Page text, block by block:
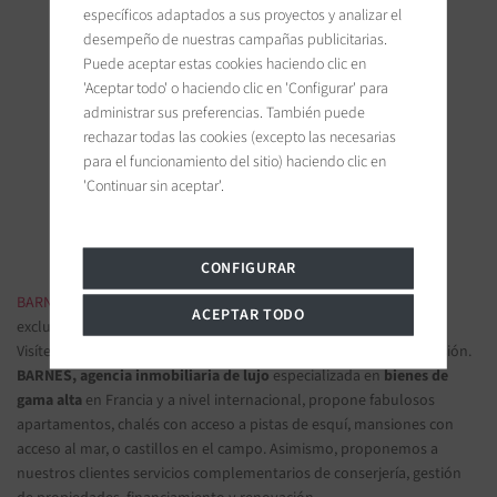
BARNES Ile de Ré
19 bis, Cours Félix Faure
17630 La Flotte-en-Ré, France
BARNES INMOBILIARIA DE LUJO- Las más bellas propiedades
exclusivas y apartamentos de lujo
Visítenos en nuestras oficinas y confíenos sus proyectos de inversión.
BARNES, agencia inmobiliaria de lujoespecializada enbienes de
gama alta en Francia y a nivel internacional, propone fabulosos
apartamentos, chalés con acceso a pistas de esquí, mansiones con
acceso al mar, o castillos en el campo. Asimismo, proponemos a
nuestros clientes servicios complementarios de conserjería, gestión
específicos adaptados a sus proyectos y analizar el
desempeño de nuestras campañas publicitarias.
Puede aceptar estas cookies haciendo clic en
'Aceptar todo' o haciendo clic en 'Configurar' para
administrar sus preferencias. También puede
rechazar todas las cookies (excepto las necesarias
para el funcionamiento del sitio) haciendo clic en
'Continuar sin aceptar'.
CONFIGURAR
ACEPTAR TODO